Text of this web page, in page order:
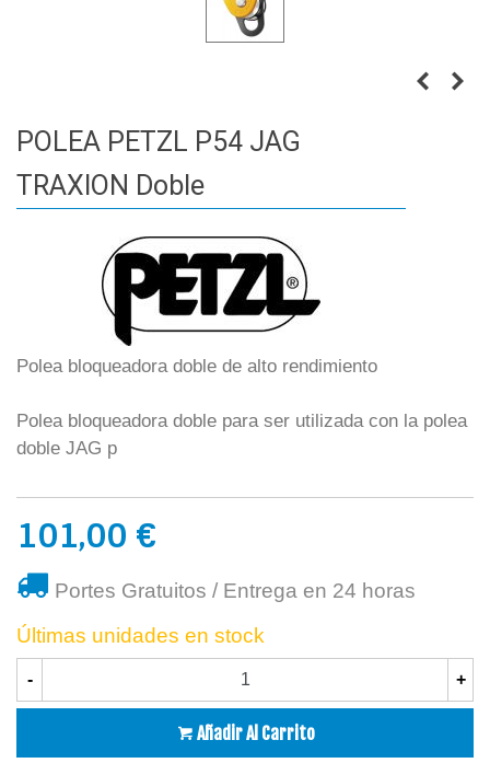
POLEA PETZL P54 JAG
TRAXION Doble
Polea bloqueadora doble de alto rendimiento
Polea bloqueadora doble para ser utilizada con la polea
doble JAG p
101,00 €
Portes Gratuitos / Entrega en 24 horas
Últimas unidades en stock
- +
Añadir Al Carrito